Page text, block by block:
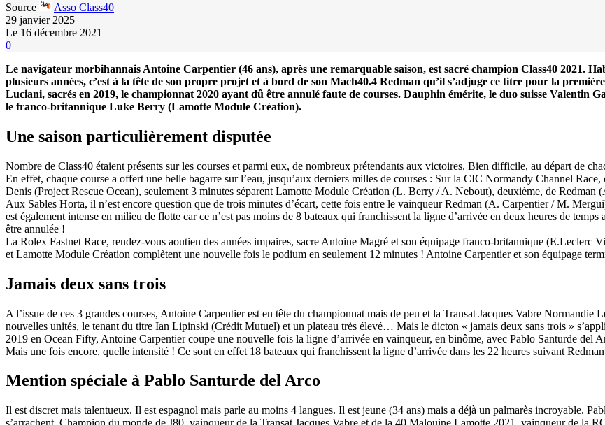
Un an déjà !
Source
Gitana Team
28 février 2025
0
Source
Asso Class40
29 janvier 2025
Le 16 décembre 2021
0
Le navigateur morbihannais Antoine Carpentier (46 ans), après une remarquable saison, est sacré champion Class40 2021.
plusieurs années, c’est à la tête de son propre projet et à bord de son Mach40.4 Redman qu’il s’adjuge ce titre pour la
Luciani, sacrés en 2019, le championnat 2020 ayant dû être annulé faute de courses. Dauphin émérite, le duo suisse Valentin
le franco-britannique Luke Berry (Lamotte Module Création).
Une saison particulièrement disputée
Nombre de Class40 étaient présents sur les courses et parmi eux, de nombreux prétendants aux victoires. Bien difficile, au départ de
En effet, chaque course a offert une belle bagarre sur l’eau, jusqu’aux derniers milles de courses : Sur la CIC Normandy Channel
Denis (Project Rescue Ocean), seulement 3 minutes séparent Lamotte Module Création (L. Berry / A. Nebout), deuxième, de Redman
Aux Sables Horta, il n’est encore question que de trois minutes d’écart, cette fois entre le vainqueur Redman (A. Carpentier / M.
est également intense en milieu de flotte car ce n’est pas moins de 8 bateaux qui franchissent la ligne d’arrivée en deux heures de
être annulée !
La Rolex Fastnet Race, rendez-vous aoutien des années impaires, sacre Antoine Magré et son équipage franco-britannique (E.Leclerc
et Lamotte Module Création complètent une nouvelle fois le podium en seulement 12 minutes ! Antoine Carpentier et son équipage
Jamais deux sans trois
A l’issue de ces 3 grandes courses, Antoine Carpentier est en tête du championnat mais de peu et la Transat Jacques Vabre
nouvelles unités, le tenant du titre Ian Lipinski (Crédit Mutuel) et un plateau très élevé… Mais le dicton « jamais deux sans trois »
2019 en Ocean Fifty, Antoine Carpentier coupe une nouvelle fois la ligne d’arrivée en vainqueur, en binôme, avec Pablo Santurde del
Mais une fois encore, quelle intensité ! Ce sont en effet 18 bateaux qui franchissent la ligne d’arrivée dans les 22 heures suivant
Mention spéciale à Pablo Santurde del Arco
Il est discret mais talentueux. Il est espagnol mais parle au moins 4 langues. Il est jeune (34 ans) mais a déjà un palmarès incroyable.